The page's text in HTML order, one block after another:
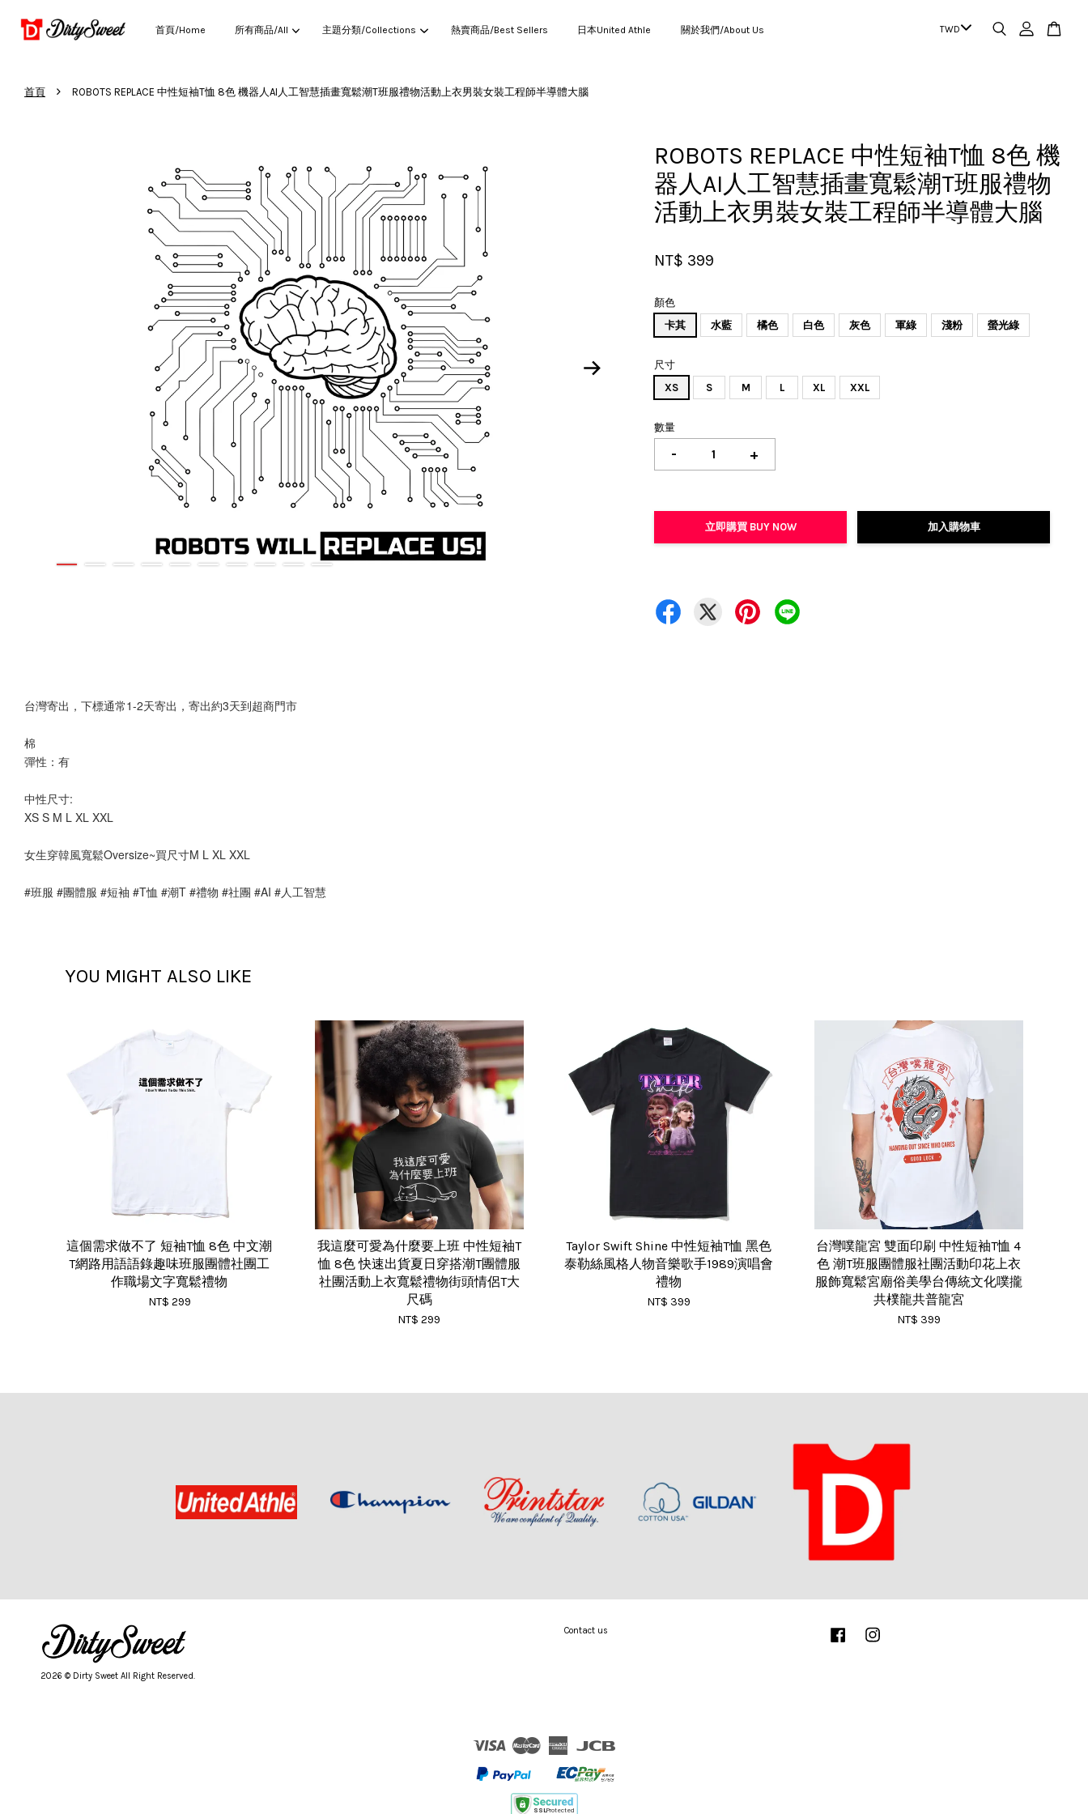
首頁/Home 所有商品/All 主題分類/Collections 熱賣商品/Best Sellers 日本United Athle 關於我們/About Us
首頁 › ROBOTS REPLACE 中性短袖T恤 8色 機器人AI人工智慧插畫寬鬆潮T班服禮物活動上衣男裝女裝工程師半導體大腦
ROBOTS REPLACE 中性短袖T恤 8色 機
器人AI人工智慧插畫寬鬆潮T班服禮物
活動上衣男裝女裝工程師半導體大腦
NT$ 399
顏色
卡其
水藍 橘色 白色 灰色 軍綠 淺粉 螢光綠
尺寸
XS
S M L XL XXL
數量
- +
立即購買 BUY NOW 加入購物車
台灣寄出，下標通常1-2天寄出，寄出約3天到超商門市
棉
彈性：有
中性尺寸:
XS S M L XL XXL
女生穿韓風寬鬆Oversize~買尺寸M L XL XXL
#班服 #團體服 #短袖 #T恤 #潮T #禮物 #社團 #AI #人工智慧
YOU MIGHT ALSO LIKE
這個需求做不了 短袖T恤 8色 中文潮
T網路用語語錄趣味班服團體社團工
作職場文字寬鬆禮物
NT$ 299
我這麼可愛為什麼要上班 中性短袖T
恤 8色 快速出貨夏日穿搭潮T團體服
社團活動上衣寬鬆禮物街頭情侶T大
尺碼
NT$ 299
Taylor Swift Shine 中性短袖T恤 黑色
泰勒絲風格人物音樂歌手1989演唱會
禮物
NT$ 399
台灣噗龍宮 雙面印刷 中性短袖T恤 4
色 潮T班服團體服社團活動印花上衣
服飾寬鬆宮廟俗美學台傳統文化噗攏
共樸龍共普龍宮
NT$ 399
2026 © Dirty Sweet All Right Reserved.
Contact us Facebook
Visa
American
您的購物車目前還是空的。